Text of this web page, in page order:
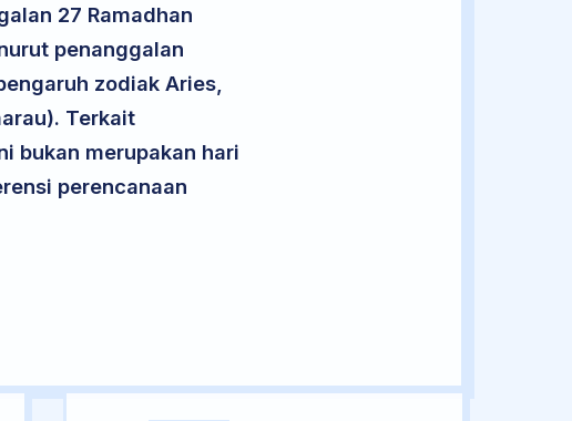
27 Ramadhan
penanggalan
zodiak Aries,
Terkait
bukan merupakan hari
perencanaan